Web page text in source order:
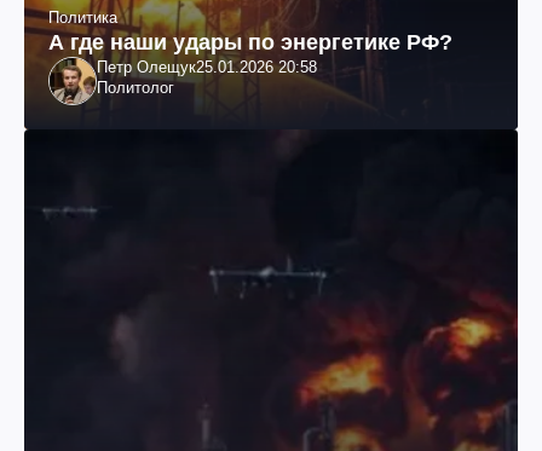
Политика
А где наши удары по энергетике РФ?
Петр Олещук25.01.2026 20:58
Политолог